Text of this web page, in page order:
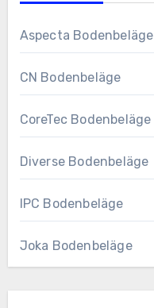
Aspecta Bodenbeläge
CN Bodenbeläge
CoreTec Bodenbeläge
Diverse Bodenbeläge
IPC Bodenbeläge
Joka Bodenbeläge